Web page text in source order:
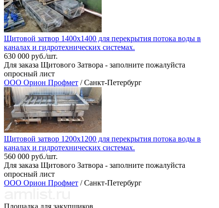
Щитовой затвор 1400х1400 для перекрытия потока воды в
каналах и гидротехнических системах.
630 000 руб./шт.
Для заказа Щитового Затвора - заполните пожалуйста
опросный лист
ООО Орион Профмет / Санкт-Петербург
Щитовой затвор 1200х1200 для перекрытия потока воды в
каналах и гидротехнических системах.
560 000 руб./шт.
Для заказа Щитового Затвора - заполните пожалуйста
опросный лист
ООО Орион Профмет / Санкт-Петербург
Площадка для закупщиков